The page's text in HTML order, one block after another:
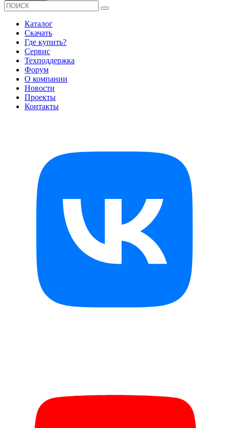
Каталог
Скачать
Где купить?
Сервис
Техподдержка
Форум
О компании
Новости
Проекты
Контакты